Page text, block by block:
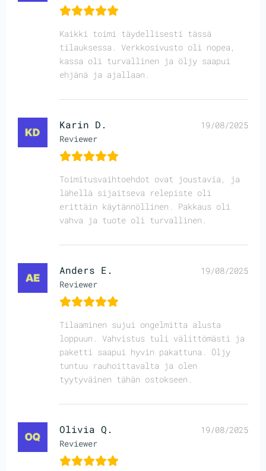
Kaikki toimi täydellisesti tässä
tilauksessa. Verkkosivusto oli nopea,
kassa oli turvallinen ja öljy saapui
ehjänä ja ajallaan.
Karin D.
Reviewer
19/08/2025
Toimitusvaihtoehdot ovat joustavia, ja
lähellä sijaitseva relepiste oli
erittäin käytännöllinen. Pakkaus oli
vahva ja tuote oli turvallinen.
Anders E.
Reviewer
19/08/2025
Tilaaminen sujui ongelmitta alusta
loppuun. Vahvistus tuli välittömästi ja
paketti saapui hyvin pakattuna. Öljy
tuntuu rauhoittavalta ja olen
tyytyväinen tähän ostokseen.
Olivia Q.
Reviewer
19/08/2025